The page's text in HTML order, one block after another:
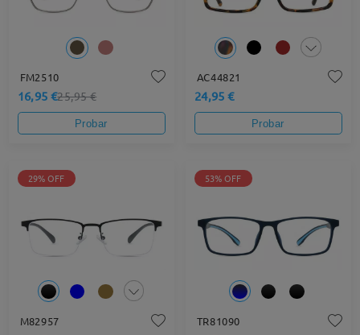
FM2510
16,95 €25,95 €
Probar
AC44821
24,95 €
Probar
29% OFF
M82957
53% OFF
TR81090